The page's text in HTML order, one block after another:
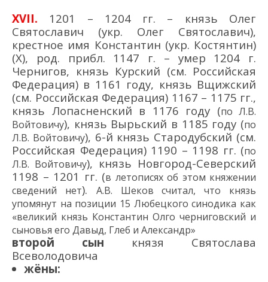
XVII. 1201 – 1204 гг. – князь Олег
Святославич (укр. Олег Святославич),
крестное имя Константин (укр. Костянтин)
(X), род. прибл. 1147 г. – умер 1204 г.
Чернигов, князь Курский (см. Российская
Федерация) в 1161 году, князь Вщижский
(см. Российская Федерация) 1167 – 1175 гг.,
князь Лопасненский в 1176 году (по Л.В.
Войтовичу), князь Вырьский в 1185 году (по
Л.В. Войтовичу), 6-й князь Стародубский (см.
Российская Федерация) 1190 – 1198 гг. (по
Л.В. Войтовичу), князь Новгород-Северский
1198 – 1201 гг. (в летописях об этом княжении
сведений нет). А.В. Шеков считал, что князь
упомянут на позиции 15 Любецкого синодика как
«великий князь Константин Олго черниговский и
сыновья его Давыд, Глеб и Александр»
второй сын князя Святослава
Всеволодовича
жёны: